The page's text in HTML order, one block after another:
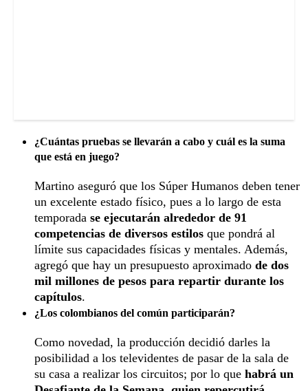
¿Cuántas pruebas se llevarán a cabo y cuál es la suma
que está en juego?
Martino aseguró que los Súper Humanos deben tener
un excelente estado físico, pues a lo largo de esta
temporada se ejecutarán alrededor de 91
competencias de diversos estilos que pondrá al
límite sus capacidades físicas y mentales. Además,
agregó que hay un presupuesto aproximado de dos
mil millones de pesos para repartir durante los
capítulos.
¿Los colombianos del común participarán?
Como novedad, la producción decidió darles la
posibilidad a los televidentes de pasar de la sala de
su casa a realizar los circuitos; por lo que habrá un